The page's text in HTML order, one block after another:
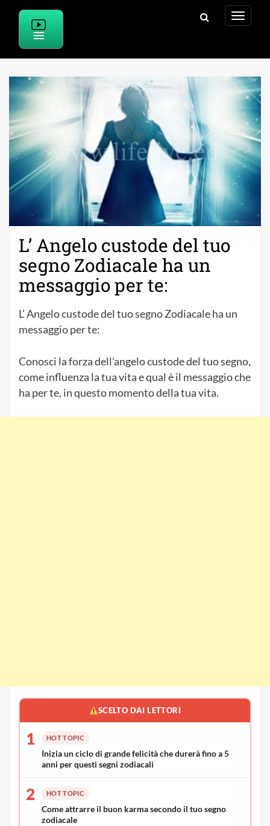
L’ Angelo custode del tuo
segno Zodiacale ha un
messaggio per te:
L’ Angelo custode del tuo segno Zodiacale ha un
messaggio per te:
Conosci la forza dell’angelo custode del tuo segno,
come influenza la tua vita e qual è il messaggio che
ha per te, in questo momento della tua vita.
SCELTO DAI LETTORI
1 HOT TOPIC
Inizia un ciclo di grande felicità che durerà fino a 5
anni per questi segni zodiacali
2 HOT TOPIC
Come attrarre il buon karma secondo il tuo segno
zodiacale